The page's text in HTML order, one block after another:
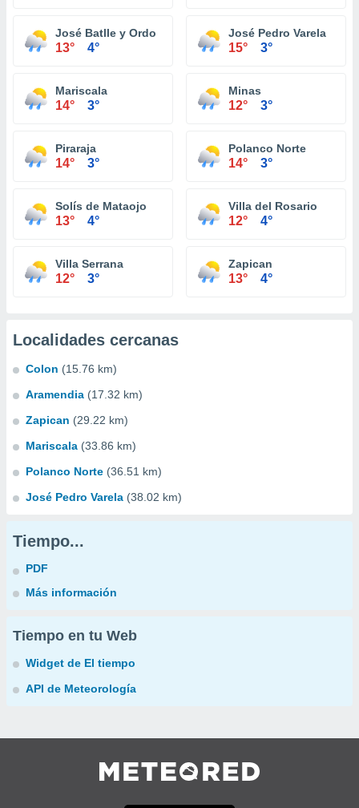
José Batlle y Ordo
13° 4°
José Pedro Varela
15° 3°
Mariscala
14° 3°
Minas
12° 3°
Piraraja
14° 3°
Polanco Norte
14° 3°
Solís de Mataojo
13° 4°
Villa del Rosario
12° 4°
Villa Serrana
12° 3°
Zapican
13° 4°
Localidades cercanas
Colon (15.76 km)
Aramendia (17.32 km)
Zapican (29.22 km)
Mariscala (33.86 km)
Polanco Norte (36.51 km)
José Pedro Varela (38.02 km)
Tiempo...
PDF
Más información
Tiempo en tu Web
Widget de El tiempo
API de Meteorología